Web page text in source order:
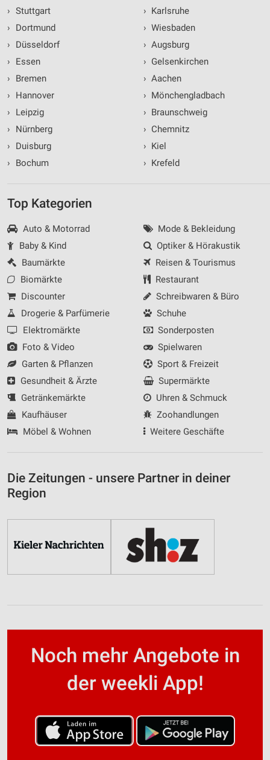
› Stuttgart
›
Dortmund
›
Düsseldorf
›
Essen
›
Bremen
›
Hannover
›
Leipzig
›
Nürnberg
›
Duisburg
›
Bochum
› Karlsruhe
› Wiesbaden
› Augsburg
› Gelsenkirchen
› Aachen
› Mönchengladbach
› Braunschweig
› Chemnitz
› Kiel
› Krefeld
Top Kategorien
Auto & Motorrad
Baby & Kind
Baumärkte
Biomärkte
Discounter
Drogerie & Parfümerie
Elektromärkte
Foto & Video
Garten & Pflanzen
Gesundheit & Ärzte
Getränkemärkte
Kaufhäuser
Möbel & Wohnen
Mode & Bekleidung
Optiker & Hörakustik
Reisen & Tourismus
Restaurant
Schreibwaren & Büro
Schuhe
Sonderposten
Spielwaren
Sport & Freizeit
Supermärkte
Uhren & Schmuck
Zoohandlungen
Weitere Geschäfte
Die Zeitungen - unsere Partner in deiner
Region
Noch mehr Angebote in
der weekli App!